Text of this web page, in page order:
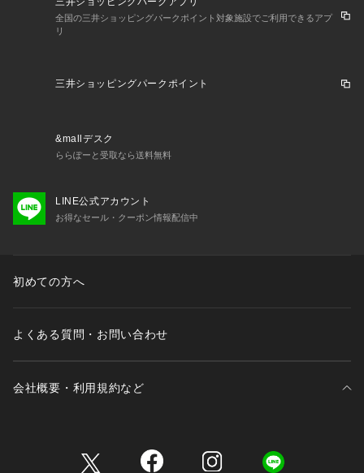
全国の三井ショッピングパークポイント対象施設でご利用できるアプ
リ
三井ショッピングパークポイント
&mallデスク
ららぽーと受取なら送料無料
LINE公式アカウント
お得なセール・クーポン情報配信中
初めての方へ
よくある質問・お問い合わせ
会社概要・利用規約など